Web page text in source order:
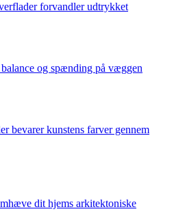
forvandler udtrykket
og spænding på væggen
bevarer kunstens farver gennem
dit hjems arkitektoniske